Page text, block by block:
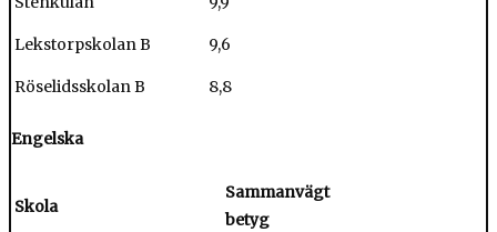
Lekstorpskolan B 9,6
Röselidsskolan B 8,8
Engelska
Skola
Sammanvägt
betyg